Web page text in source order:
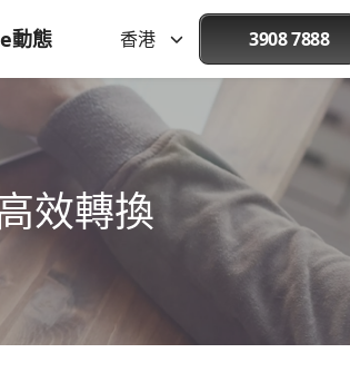
動態 香港 3908 7888
效轉換